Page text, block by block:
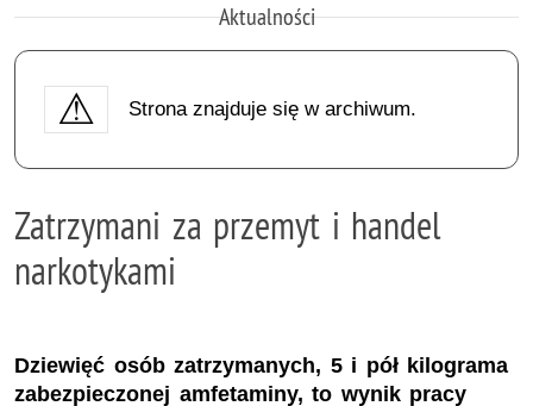
Aktualności
Strona znajduje się w archiwum.
Zatrzymani za przemyt i handel
narkotykami
Dziewięć osób zatrzymanych, 5 i pół kilograma
zabezpieczonej amfetaminy, to wynik pracy